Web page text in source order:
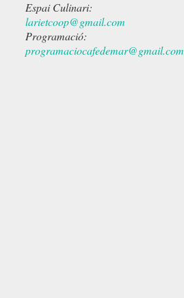
Espai Culinari:
larietcoop@gmail.com
Programació:
programaciocafedemar@gmail.com